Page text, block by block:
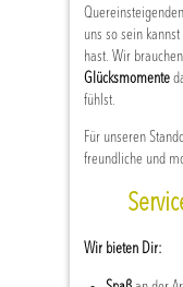
uns so sein
hast. Wir
Glücksmomente
fühlst.
Für unseren
freundliche und
Wir bieten Dir: